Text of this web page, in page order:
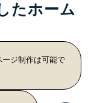
たホーム
ジ制作は可能で